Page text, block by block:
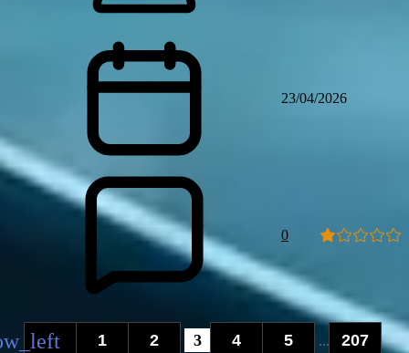
23/04/2026
0
1 2 3 4 5 ... 207